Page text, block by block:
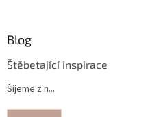
Blog
Štěbetající inspirace
Šijeme z n...